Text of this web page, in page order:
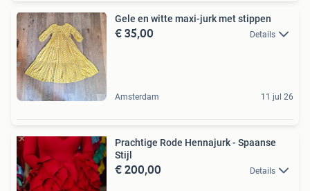
Gele en witte maxi-jurk met stippen
€ 35,00 Details
Amsterdam 11 jul 26
Prachtige Rode Hennajurk - Spaanse
Stijl
€ 200,00 Details